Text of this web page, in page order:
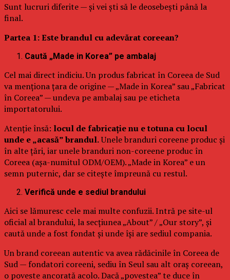
Sunt lucruri diferite — și vei ști să le deosebești până la
final.
Partea 1: Este brandul cu adevărat coreean?
Caută „Made in Korea” pe ambalaj
Cel mai direct indiciu. Un produs fabricat în Coreea de Sud
va menționa țara de origine — „Made in Korea” sau „Fabricat
în Coreea” — undeva pe ambalaj sau pe eticheta
importatorului.
Atenție însă: locul de fabricație nu e totuna cu locul
unde e „acasă” brandul.Unele branduri coreene produc și
în alte țări, iar unele branduri non-coreene produc în
Coreea (așa-numitul ODM/OEM). „Made in Korea” e un
semn puternic, dar se citește împreună cu restul.
Verifică unde e sediul brandului
Aici se lămuresc cele mai multe confuzii. Intră pe site-ul
oficial al brandului, la secțiunea „About” / „Our story”, și
caută unde a fost fondat și unde își are sediul compania.
Un brand coreean autentic va avea rădăcinile în Coreea de
Sud — fondatori coreeni, sediu în Seul sau alt oraș coreean,
o poveste ancorată acolo. Dacă „povestea” te duce în